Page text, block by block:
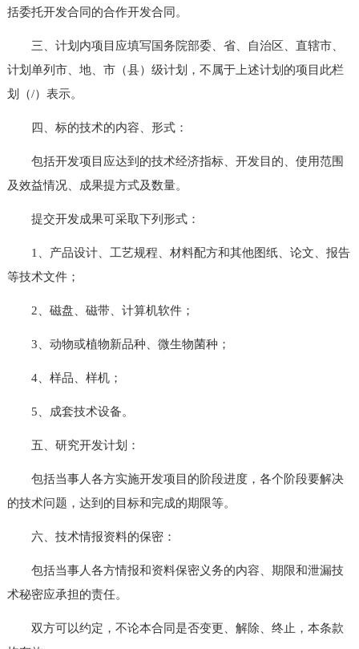
括委托开发合同的合作开发合同。
三、计划内项目应填写国务院部委、省、自治区、直辖市、
计划单列市、地、市（县）级计划，不属于上述计划的项目此栏
划（/）表示。
四、标的技术的内容、形式：
包括开发项目应达到的技术经济指标、开发目的、使用范围
及效益情况、成果提方式及数量。
提交开发成果可采取下列形式：
1、产品设计、工艺规程、材料配方和其他图纸、论文、报告
等技术文件；
2、磁盘、磁带、计算机软件；
3、动物或植物新品种、微生物菌种；
4、样品、样机；
5、成套技术设备。
五、研究开发计划：
包括当事人各方实施开发项目的阶段进度，各个阶段要解决
的技术问题，达到的目标和完成的期限等。
六、技术情报资料的保密：
包括当事人各方情报和资料保密义务的内容、期限和泄漏技
术秘密应承担的责任。
双方可以约定，不论本合同是否变更、解除、终止，本条款